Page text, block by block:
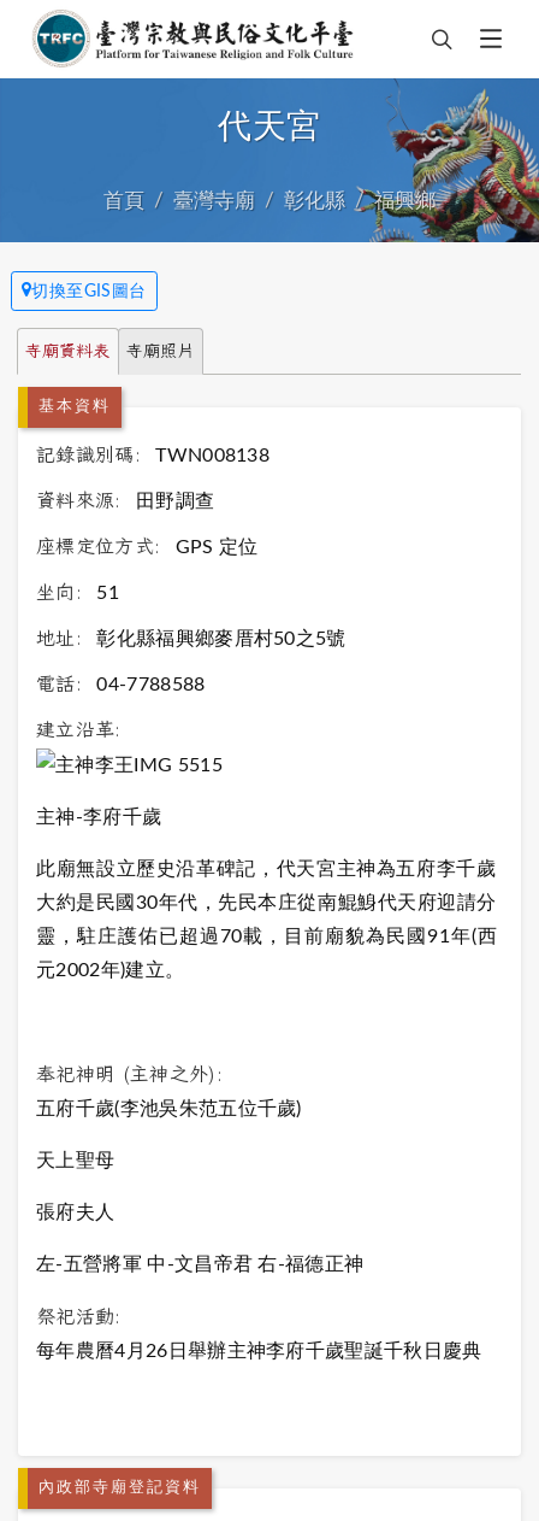
代天宮
首頁 臺灣寺廟 彰化縣 福興鄉
切換至GIS圖台
寺廟資料表 寺廟照片
基本資料
記錄識別碼: TWN008138
資料來源: 田野調查
座標定位方式: GPS 定位
坐向: 51
地址: 彰化縣福興鄉麥厝村50之5號
電話: 04-7788588
建立沿革:
主神-李府千歲
此廟無設立歷史沿革碑記，代天宮主神為五府李千歲
大約是民國30年代，先民本庄從南鯤鯓代天府迎請分
靈，駐庄護佑已超過70載，目前廟貌為民國91年(西
元2002年)建立。
奉祀神明 (主神之外):
五府千歲(李池吳朱范五位千歲)
天上聖母
張府夫人
左-五營將軍 中-文昌帝君 右-福德正神
祭祀活動:
每年農曆4月26日舉辦主神李府千歲聖誕千秋日慶典
內政部寺廟登記資料